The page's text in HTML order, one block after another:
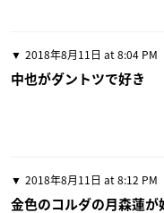
2018年8月11日 at 8:04 PM
中也がダントツで好き
2018年8月11日 at 8:12 PM
金色のコルダの月森蓮が